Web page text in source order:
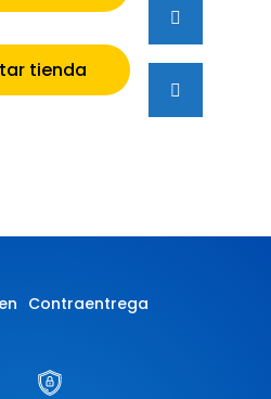
tienda
Contraentrega